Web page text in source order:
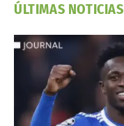
ÚLTIMAS NOTICIAS